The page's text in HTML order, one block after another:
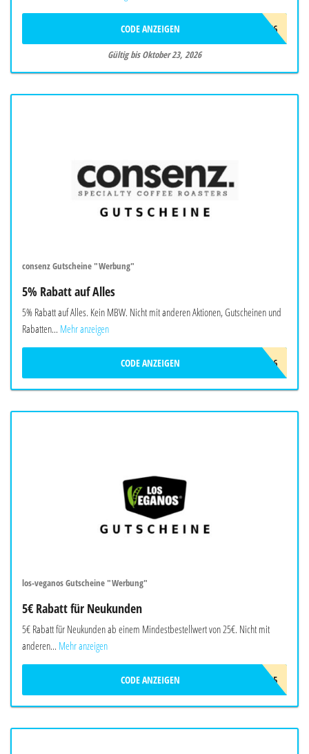
ADC9966
CODE ANZEIGEN
Gültig bis Oktober 23, 2026
consenz Gutscheine "Werbung"
5% Rabatt auf Alles
5% Rabatt auf Alles. Kein MBW. Nicht mit anderen Aktionen, Gutscheinen und
Rabatten... Mehr anzeigen
CONSENZ_SOMMER_2026
CODE ANZEIGEN
los-veganos Gutscheine "Werbung"
5€ Rabatt für Neukunden
5€ Rabatt für Neukunden ab einem Mindestbestellwert von 25€. Nicht mit
anderen... Mehr anzeigen
LOS5
CODE ANZEIGEN